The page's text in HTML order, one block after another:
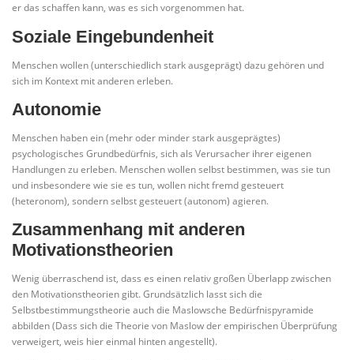
er das schaffen kann, was es sich vorgenommen hat.
Soziale Eingebundenheit
Menschen wollen (unterschiedlich stark ausgeprägt) dazu gehören und
sich im Kontext mit anderen erleben.
Autonomie
Menschen haben ein (mehr oder minder stark ausgeprägtes)
psychologisches Grundbedürfnis, sich als Verursacher ihrer eigenen
Handlungen zu erleben. Menschen wollen selbst bestimmen, was sie tun
und insbesondere wie sie es tun, wollen nicht fremd gesteuert
(heteronom), sondern selbst gesteuert (autonom) agieren.
Zusammenhang mit anderen
Motivationstheorien
Wenig überraschend ist, dass es einen relativ großen Überlapp zwischen
den Motivationstheorien gibt. Grundsätzlich lasst sich die
Selbstbestimmungstheorie auch die Maslowsche Bedürfnispyramide
abbilden (Dass sich die Theorie von Maslow der empirischen Überprüfung
verweigert, weis hier einmal hinten angestellt).